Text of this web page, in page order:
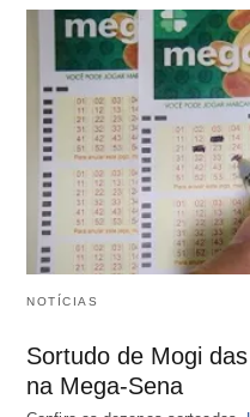
NOTÍCIAS
Sortudo de Mogi
na Mega-Sena